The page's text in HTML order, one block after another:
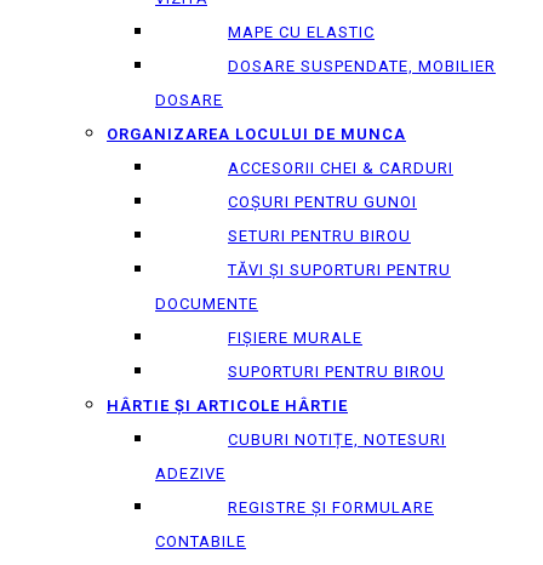
MAPE CU ELASTIC
DOSARE SUSPENDATE, MOBILIER
DOSARE
ORGANIZAREA LOCULUI DE MUNCA
ACCESORII CHEI & СARDURI
COȘURI PENTRU GUNOI
SETURI PENTRU BIROU
TĂVI ȘI SUPORTURI PENTRU
DOCUMENTE
FIȘIERE MURALE
SUPORTURI PENTRU BIROU
HÂRTIE ȘI ARTICOLE HÂRTIE
CUBURI NOTIȚE, NOTESURI
ADEZIVE
REGISTRE ȘI FORMULARE
CONTABILE